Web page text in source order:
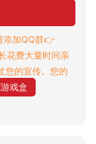
添加QQ群👉
花费大量时间亲
您的宣传。您的
戏盒